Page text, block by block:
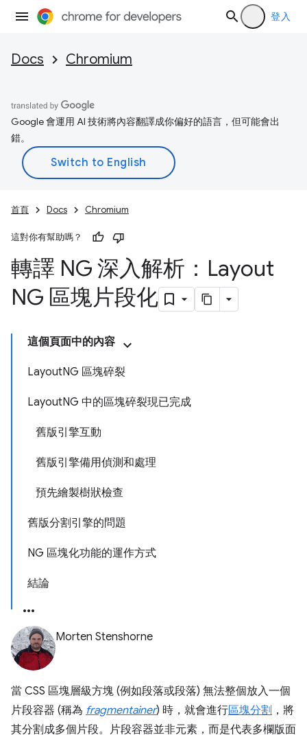
登入
Docs Chromium
Google 會運用 AI 技術將內容翻譯成你偏好的語言，但可能會出
錯。
首頁 Docs Chromium
這對你有幫助嗎？
轉譯 NG 深入解析：Layout
NG 區塊片段化
這個頁面中的內容
LayoutNG 區塊碎裂
LayoutNG 中的區塊碎裂現已完成
舊版引擎互動
舊版引擎備用偵測和處理
預先繪製樹狀檢查
舊版分割引擎的問題
NG 區塊化功能的運作方式
結論
Morten Stenshorne
當 CSS 區塊層級方塊 (例如段落或段落) 無法整個放入一個
片段容器 (稱為 fragmentainer) 時，就會進行區塊分割 ，將
其分割成多個片段。片段容器並非元素，而是代表多欄版面